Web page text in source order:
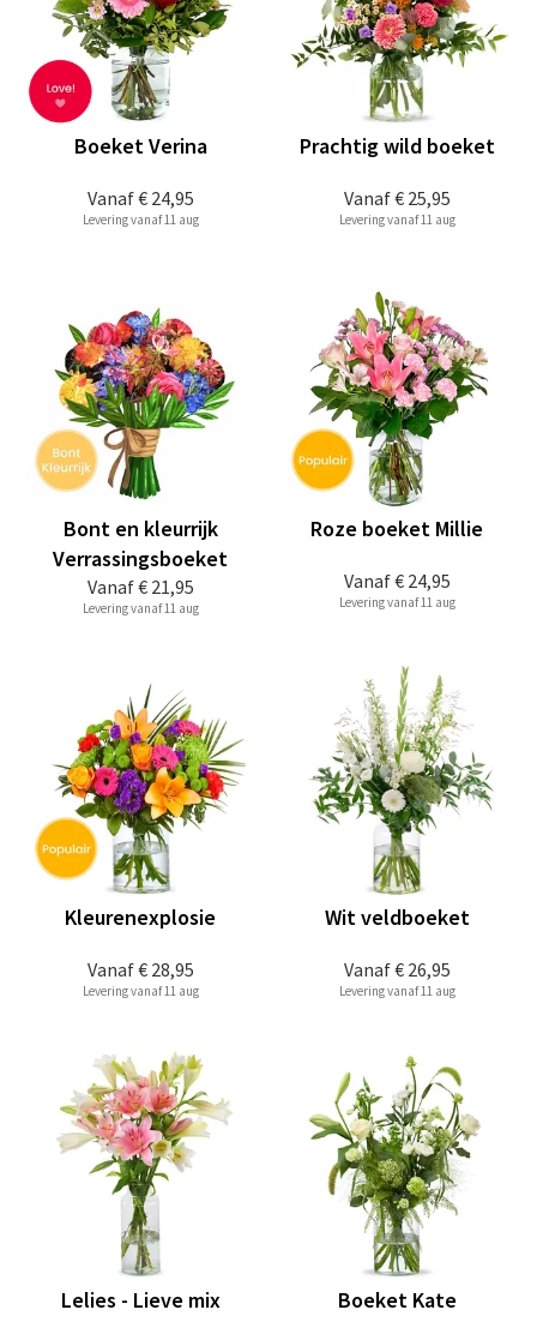
Vanaf€ 24,95
Boeket Verina
Levering vanaf 11 aug
Vanaf€ 25,95
Prachtig wild boeket
Levering vanaf 11 aug
Vanaf€ 21,95
Bont en kleurrijk
Verrassingsboeket
Levering vanaf 11 aug
Vanaf€ 24,95
Roze boeket Millie
Levering vanaf 11 aug
Vanaf€ 28,95
Kleurenexplosie
Levering vanaf 11 aug
Vanaf€ 26,95
Wit veldboeket
Levering vanaf 11 aug
Lelies - Lieve mix Boeket Kate